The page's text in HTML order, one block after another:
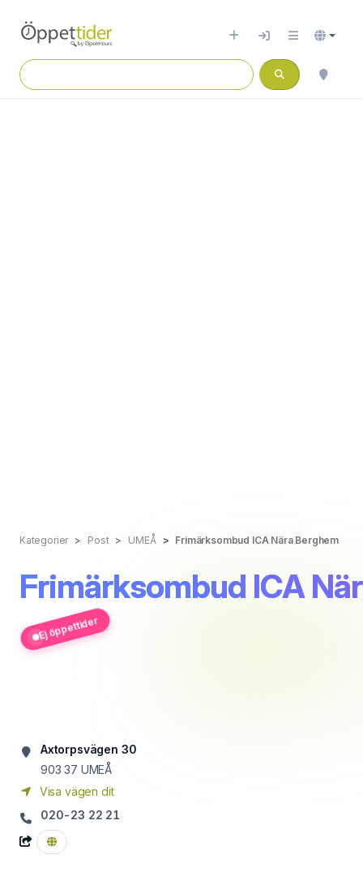
Kategorier Post UMEÅ Frimärksombud ICA Nära Berghem
Frimärksombud ICA
Ej öppettider
Axtorpsvägen 30
903 37 UMEÅ
Visa vägen dit
020-23 22 21